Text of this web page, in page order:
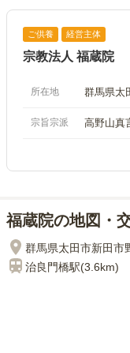
ご供養 経営主体
宗教法人 福蔵院
所在地 群馬県太
宗旨宗派 高野山真
福蔵院の地図・
群馬県太田市新田市
治良門橋駅(3.6km)